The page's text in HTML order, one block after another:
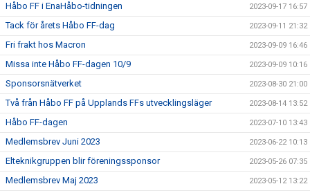
Håbo FF i EnaHåbo-tidningen 2023-09-17 16:57
Tack för årets Håbo FF-dag 2023-09-11 21:32
Fri frakt hos Macron 2023-09-09 16:46
Missa inte Håbo FF-dagen 10/9 2023-09-09 10:16
Sponsorsnätverket 2023-08-30 21:00
Två från Håbo FF på Upplands FFs utvecklingsläger 2023-08-14 13:52
Håbo FF-dagen 2023-07-10 13:43
Medlemsbrev Juni 2023 2023-06-22 10:13
Elteknikgruppen blir föreningssponsor 2023-05-26 07:35
Medlemsbrev Maj 2023 2023-05-12 13:22